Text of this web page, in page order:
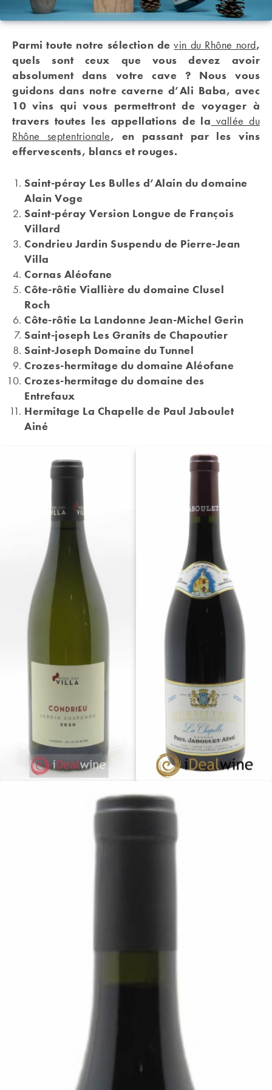
Parmi toute notre sélection devin du Rhône nord,
quels sont ceux que vous devez avoir
absolument dans votre cave ? Nous vous
guidons dans notre caverne d’Ali Baba, avec
10 vins qui vous permettront de voyager à
travers toutes les appellations de la vallée du
Rhône septentrionale, en passant par les vins
effervescents, blancs et rouges.
Saint-péray Les Bulles d’Alain du domaine
Alain Voge
Saint-péray Version Longue de François
Villard
Condrieu Jardin Suspendu de Pierre-Jean
Villa
Cornas Aléofane
Côte-rôtie Viallière du domaine Clusel
Roch
Côte-rôtie La Landonne Jean-Michel Gerin
Saint-joseph Les Granits de Chapoutier
Saint-Joseph Domaine du Tunnel
Crozes-hermitage du domaine Aléofane
Crozes-hermitage du domaine des
Entrefaux
Hermitage La Chapelle de Paul Jaboulet
Ainé